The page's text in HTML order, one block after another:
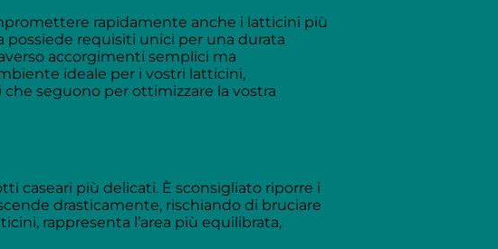
rapidamente anche i latticini più
possiede requisiti unici per una durata
accorgimenti semplici ma
ideale per i vostri latticini,
seguono per ottimizzare la vostra
caseari più delicati. È sconsigliato riporre i
drasticamente, rischiando di bruciare
rappresenta l’area più equilibrata,